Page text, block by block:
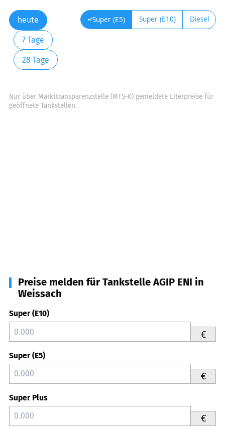
heute
7 Tage
28 Tage
Super (E5) Super (E10) Diesel
Nur über Markttransparenzstelle (MTS-K) gemeldete Literpreise für
geöffnete Tankstellen.
Preise melden für Tankstelle AGIP ENI in
Weissach
Super (E10)
€
Super (E5)
€
Super Plus
€